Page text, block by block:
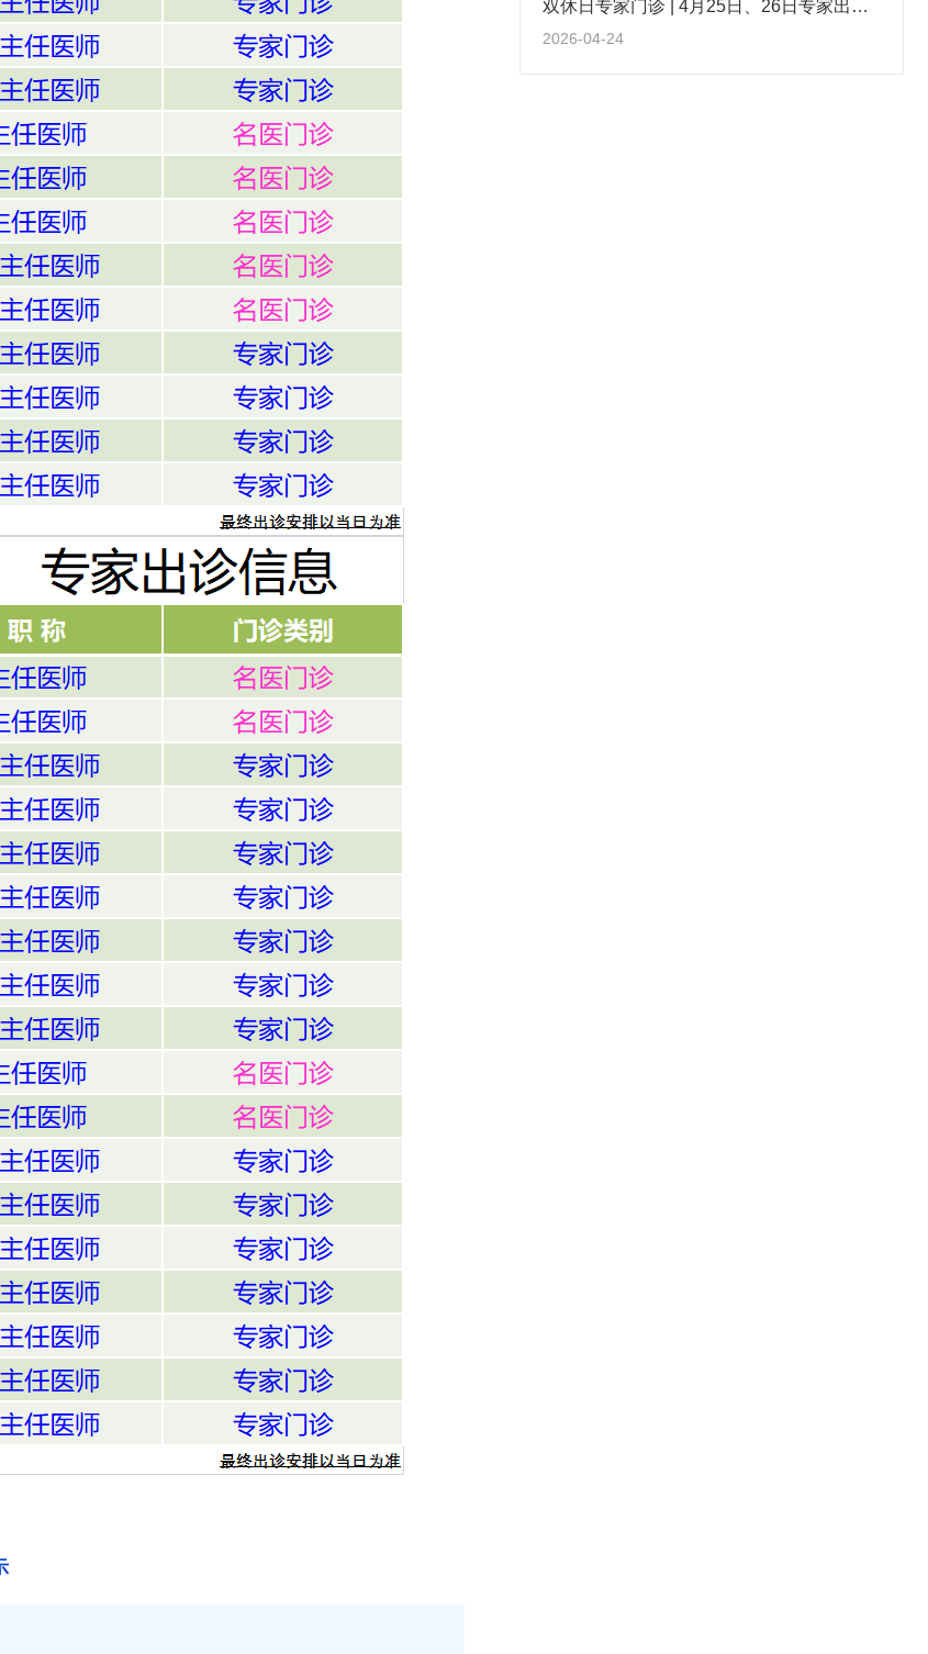
双休日专家门诊 | 4月25日、26日专家出诊信息
2026-04-24